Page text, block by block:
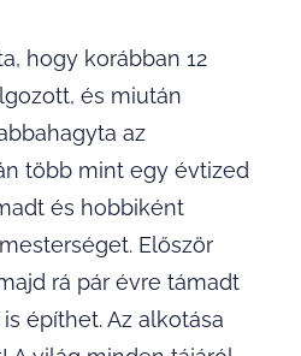
hogy korábban 12
és miután
az
több mint egy évtized
és hobbiként
Először
rá pár évre támadt
építhet. Az alkotása